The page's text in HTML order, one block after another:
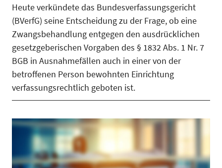
Heute verkündete das Bundesverfassungsgericht
(BVerfG) seine Entscheidung zu der Frage, ob eine
Zwangsbehandlung entgegen den ausdrücklichen
gesetzgeberischen Vorgaben des § 1832 Abs. 1 Nr. 7
BGB in Ausnahmefällen auch in einer von der
betroffenen Person bewohnten Einrichtung
verfassungsrechtlich geboten ist.